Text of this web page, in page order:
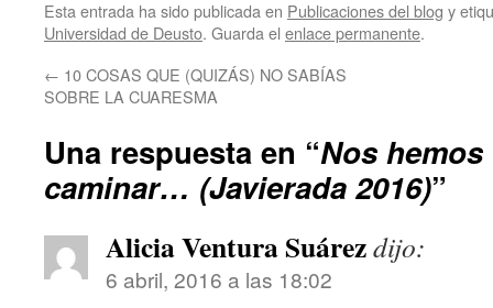
Esta entrada ha sido publicada en Publicaciones del blog y
Universidad de Deusto. Guarda el enlace permanente.
← 10 COSAS QUE (QUIZÁS) NO SABÍAS
SOBRE LA CUARESMA
Una respuesta en “Nos
caminar… (Javierada 2016)”
Alicia Ventura Suárezdijo:
6 abril, 2016 a las 18:02